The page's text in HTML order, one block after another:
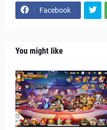
Facebook
You might like